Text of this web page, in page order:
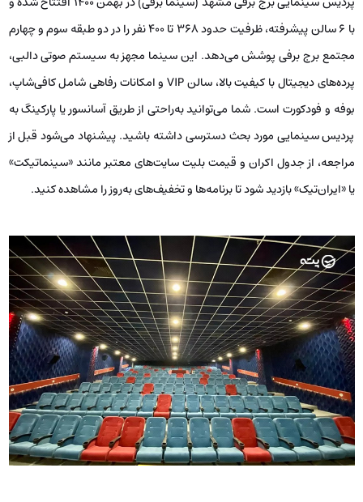
با ۶ سالن پیشرفته، ظرفیت حدود ۳۶۸ تا ۴۰۰ نفر را در دو طبقه سوم و چهارم
مجتمع برج برفی پوشش می‌دهد. این سینما مجهز به سیستم صوتی دالبی،
پرده‌های دیجیتال با کیفیت بالا، سالن VIP و امکانات رفاهی شامل کافی‌شاپ،
بوفه و فودکورت است. شما می‌توانید به‌راحتی از طریق آسانسور یا پارکینگ به
پردیس سینمایی مورد بحث دسترسی داشته باشید. پیشنهاد می‌شود قبل از
مراجعه، از جدول اکران و قیمت بلیت سایت‌های معتبر مانند «سینماتیکت»
یا «ایران‌تیک» بازدید شود تا برنامه‌ها و تخفیف‌های به‌روز را مشاهده کنید.